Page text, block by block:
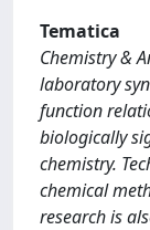
Tematica
Chemistry &
laboratory
function
biologically
chemistry.
chemical
research is